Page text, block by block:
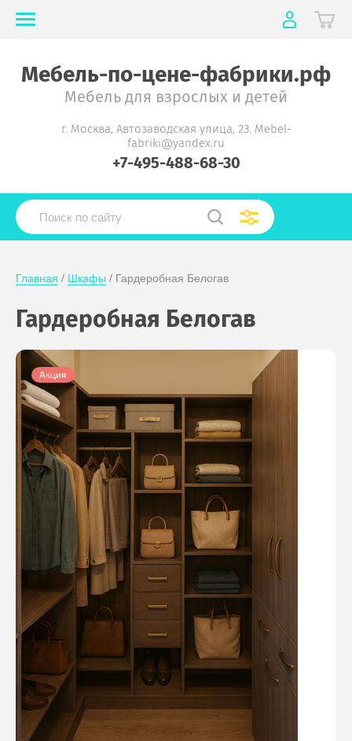
Мебель-по-цене-фабрики.рф
Мебель для взрослых и детей
г. Москва, Автозаводская улица, 23. Mebel-
fabriki@yandex.ru
+7-495-488-68-30
Главная / Шкафы / Гардеробная Белогав
Гардеробная Белогав
Акция